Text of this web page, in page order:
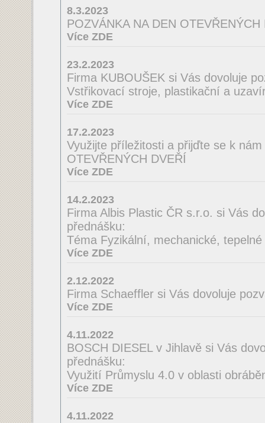
8.3.2023
POZVÁNKA NA DEN OTEVŘENÝCH
Více ZDE
23.2.2023
Firma KUBOUŠEK si Vás dovoluje
Vstřikovací stroje, plastikační a
Více ZDE
17.2.2023
Využijte příležitosti a přijďte se k
OTEVŘENÝCH DVEŘÍ
Více ZDE
14.2.2023
Firma Albis Plastic ČR s.r.o. si Vás
přednášku:
Téma Fyzikální, mechanické,
Více ZDE
2.12.2022
Firma Schaeffler si Vás dovoluje
Více ZDE
4.11.2022
BOSCH DIESEL v Jihlavě si Vás
přednášku:
Využití Průmyslu 4.0 v oblasti
Více ZDE
4.11.2022